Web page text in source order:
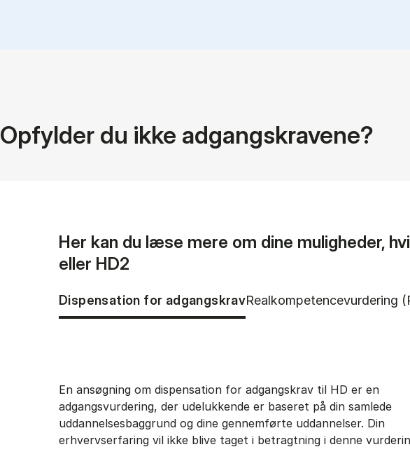
Opfylder du ikke adgangskravene?
Her kan du læse mere om dine muligheder,
eller HD2
Tablist controls
Show panel
Dispensation for adgangskravShow panel
Realkompetencevurdering
Dispensation for adgangskrav
En ansøgning om dispensation for adgangskrav til HD er en
adgangsvurdering, der udelukkende er baseret på din samlede
uddannelsesbaggrund og dine gennemførte uddannelser. Din
erhvervserfaring vil ikke blive taget i betragtning i denne